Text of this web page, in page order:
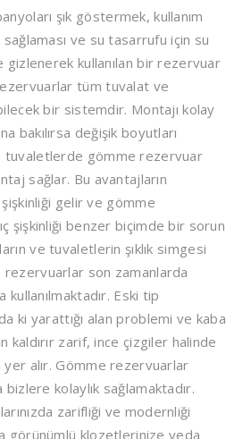
şık göstermek, kullanım
sağlaması ve su tasarrufu için su
gizlenerek kullanılan bir rezervuar
tüm tuvalat ve
bir sistemdir. Montajı kolay
bakılırsa değişik boyutları
tuvaletlerde gömme rezervuar
sağlar. Bu avantajların
şişkinliği gelir ve gömme
şişkinliği benzer biçimde bir sorun
ve tuvaletlerin şıklık simgesi
son zamanlarda
kullanılmaktadır. Eski tip
ki yarattığı alan problemi ve kaba
kaldırır zarif, ince çizgiler halinde
yer alır. Gömme rezervuarlar
bizlere kolaylık sağlamaktadır.
zarifliği ve modernliği
görünümlü klozetlerinize veda